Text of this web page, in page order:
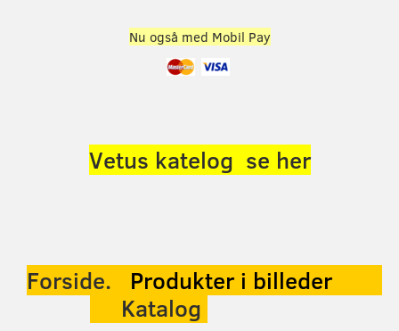
Nu også med Mobil Pay
Vetus katelog se her
Forside. Produkter i billeder
Katalog